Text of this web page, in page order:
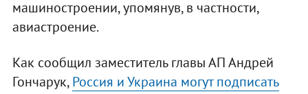
машиностроении, упомянув, в частности,
авиастроение.
Как сообщил заместитель главы АП Андрей
Гончарук,Россия и Украина могут подписать